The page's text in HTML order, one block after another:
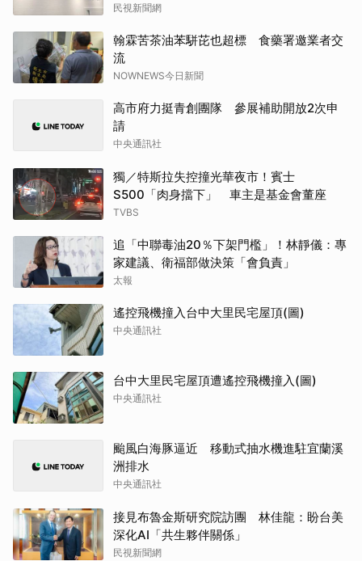
民視新聞網
翰霖苦茶油苯駢芘也超標 食藥署邀業者交
流
NOWNEWS今日新聞
高市府力挺青創團隊 參展補助開放2次申
請
中央通訊社
獨／特斯拉失控撞光華夜市！賓士
S500「肉身擋下」 車主是基金會董座
TVBS
追「中聯毒油20％下架門檻」！林靜儀：專
家建議、衛福部做決策「會負責」
太報
遙控飛機撞入台中大里民宅屋頂(圖)
中央通訊社
台中大里民宅屋頂遭遙控飛機撞入(圖)
中央通訊社
颱風白海豚逼近 移動式抽水機進駐宜蘭溪
洲排水
中央通訊社
接見布魯金斯研究院訪團 林佳龍：盼台美
深化AI「共生夥伴關係」
民視新聞網